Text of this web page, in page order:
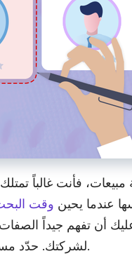
فأنت غالباً
عندما يحين وقت
عليك أن تفهم جيداً
لشركتك. حدّد مستوى الخبرة المطلوب والمهارات المختلفة الضرورية لهذا الدور.